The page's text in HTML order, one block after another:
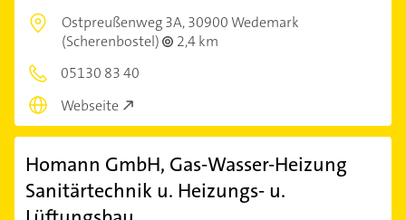
Ostpreußenweg 3A,30900 Wedemark
(Scherenbostel)
2,4 km
05130 83 40
Webseite
Homann GmbH, Gas-Wasser-Heizung
Sanitärtechnik u. Heizungs- u.